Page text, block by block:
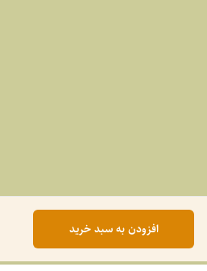
افزودن به سبد خرید